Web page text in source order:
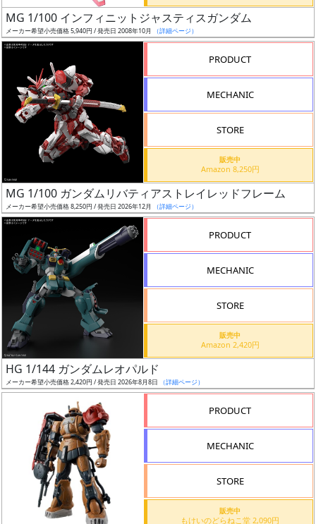
ー
ズ・
タ
況
売
む
前
抽
選
MG 1/100 インフィニットジャスティスガンダム
メーカー希望小売価格 5,940円 / 発売日 2008年10月 （詳細ページ）
PRODUCT
MECHANIC
STORE
販売中
Amazon 8,250円
MG 1/100 ガンダムリバティアストレイレッドフレーム
メーカー希望小売価格 8,250円 / 発売日 2026年12月 （詳細ページ）
PRODUCT
MECHANIC
STORE
販売中
Amazon 2,420円
HG 1/144 ガンダムレオパルド
メーカー希望小売価格 2,420円 / 発売日 2026年8月8日 （詳細ページ）
PRODUCT
MECHANIC
STORE
販売中
もけいのどらねこ堂 2,090円